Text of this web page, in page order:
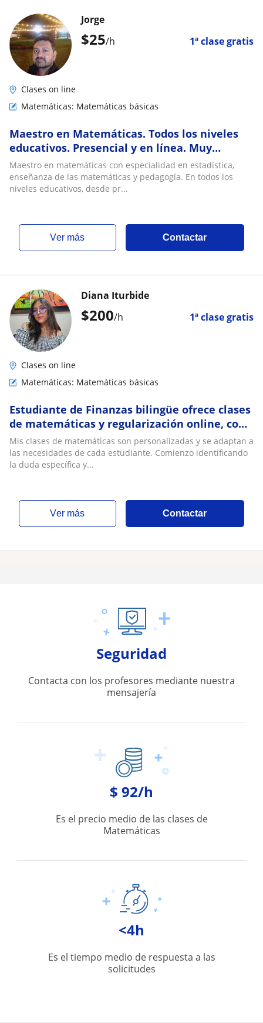
$25/h 1ª clase gratis
Jorge
Clases on line
Matemáticas: Matemáticas básicas
Maestro en Matemáticas. Todos los niveles
educativos. Presencial y en línea. Muy
paciente
Maestro en matemáticas con especialidad en estadística,
enseñanza de las matemáticas y pedagogía. En todos los
niveles educativos, desde pr...
ver más Contactar
$200/h 1ª clase gratis
Diana Iturbide
Clases on line
Matemáticas: Matemáticas básicas
Estudiante de Finanzas bilingüe ofrece clases
de matemáticas y regularización online, con
explicaciones claras. Hasta preparatoria
Mis clases de matemáticas son personalizadas y se adaptan a
las necesidades de cada estudiante. Comienzo identificando
la duda específica y...
ver más Contactar
Seguridad
Contacta con los profesores mediante nuestra
mensajería
$ 92/h
Es el precio medio de las clases de
Matemáticas
<4h
Es el tiempo medio de respuesta a las
solicitudes